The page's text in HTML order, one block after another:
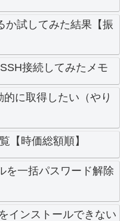
か試してみた結果【振
接続してみたメモ
的に取得したい（やり
【時価総額順】
を一括パスワード解除
インストールできない